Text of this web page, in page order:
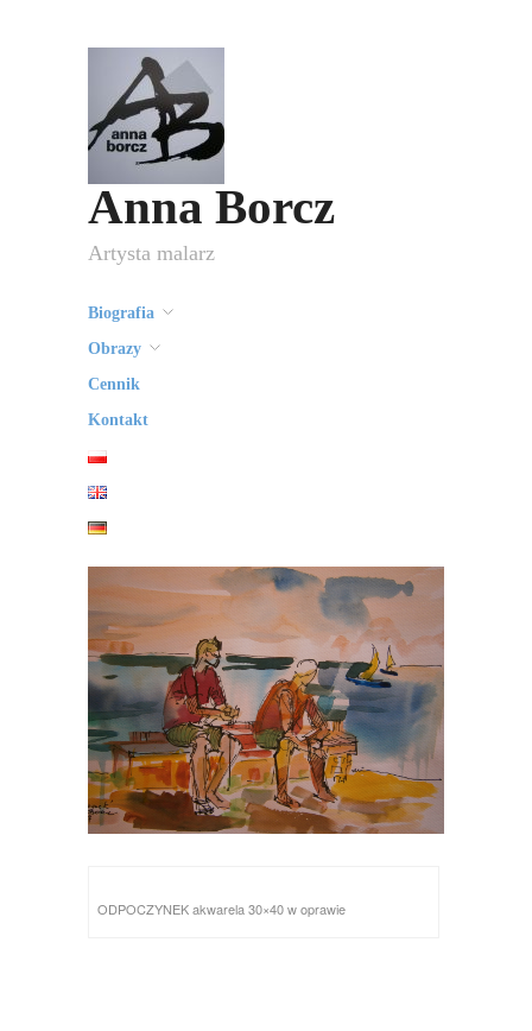
Anna Borcz
Artysta malarz
Biografia
Obrazy
Cennik
Kontakt
ODPOCZYNEK akwarela 30×40 w oprawie